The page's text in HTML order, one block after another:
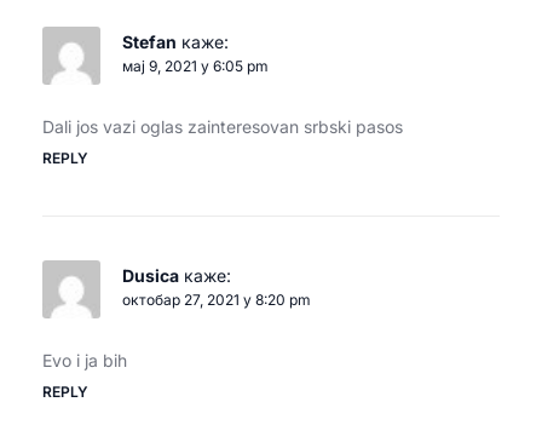
Stefan каже:
мај 9, 2021 у 6:05 pm
Dali jos vazi oglas zainteresovan srbski pasos
REPLY
Dusica каже:
октобар 27, 2021 у 8:20 pm
Evo i ja bih
REPLY